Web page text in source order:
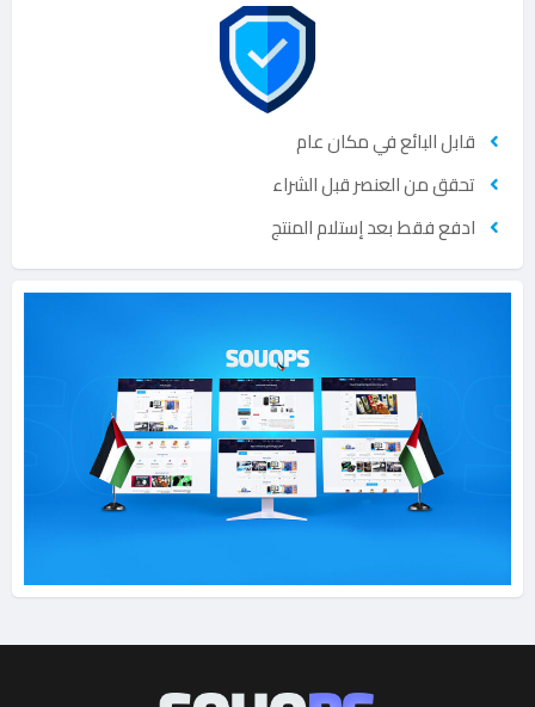
قابل البائع في مكان عام
تحقق من العنصر قبل الشراء
ادفع فقط بعد إستلام المنتج